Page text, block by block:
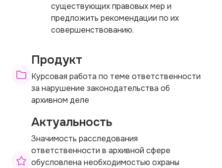
существующих правовых мер и
предложить рекомендации по их
совершенствованию.
Продукт
Курсовая работа по теме ответственности
за нарушение законодательства об
архивном деле
Актуальность
Значимость расследования
ответственности в архивной сфере
обусловлена необходимостью охраны